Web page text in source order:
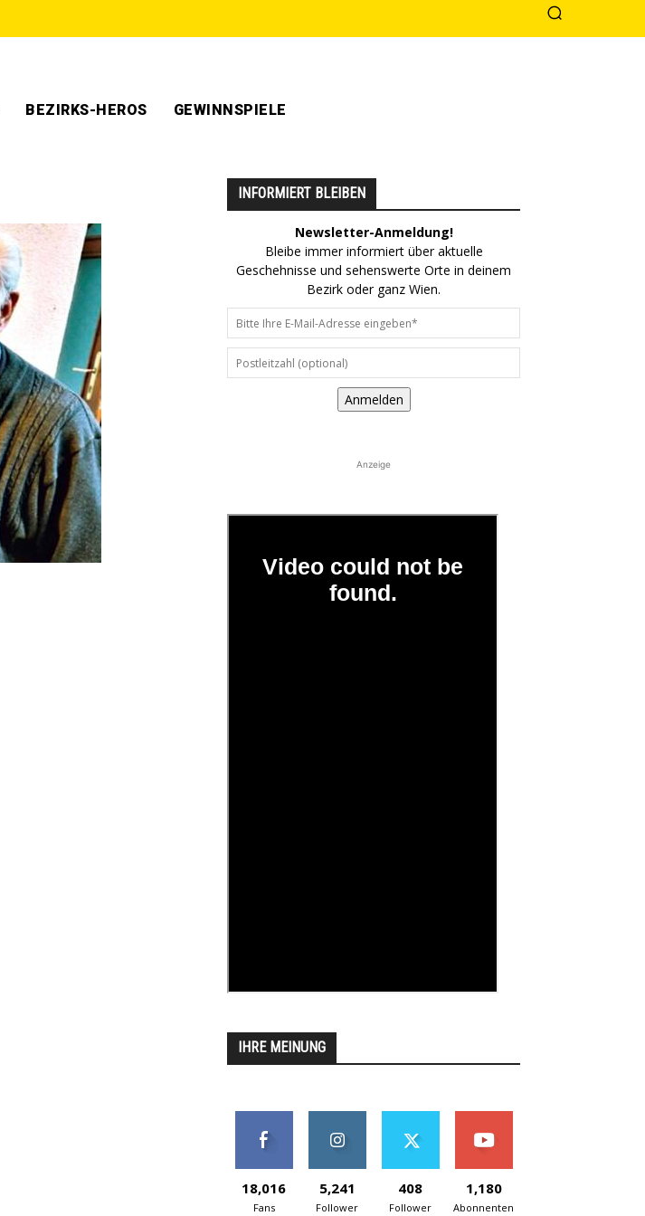
BEZIRKS-HEROS GEWINNSPIELE
INFORMIERT BLEIBEN
Newsletter-Anmeldung!
Bleibe immer informiert über aktuelle
Geschehnisse und sehenswerte Orte in deinem
Bezirk oder ganz Wien.
Anmelden
Anzeige
IHRE MEINUNG
18,016
Fans
5,241
Follower
408
Follower
1,180
Abonnenten